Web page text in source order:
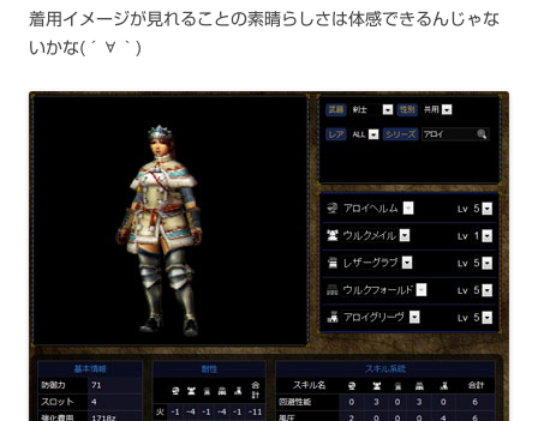
着用イメージが見れることの素晴らしさは体感できるんじゃな
いかな(´∀｀)